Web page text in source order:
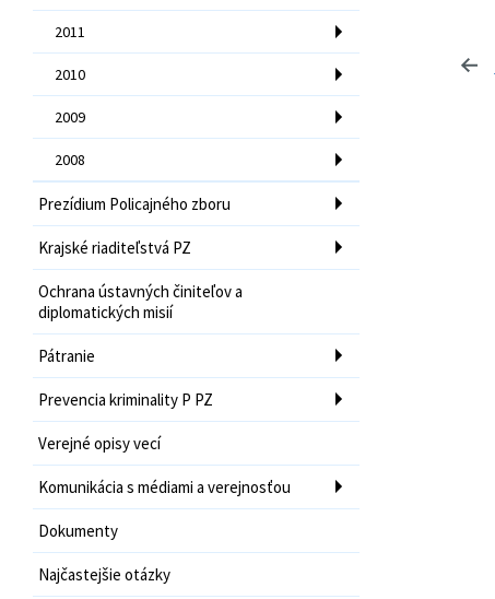
2011
2010
2009
2008
Prezídium Policajného zboru
Krajské riaditeľstvá PZ
Ochrana ústavných činiteľov a
diplomatických misií
Pátranie
Prevencia kriminality P PZ
Verejné opisy vecí
Komunikácia s médiami a verejnosťou
Dokumenty
Najčastejšie otázky